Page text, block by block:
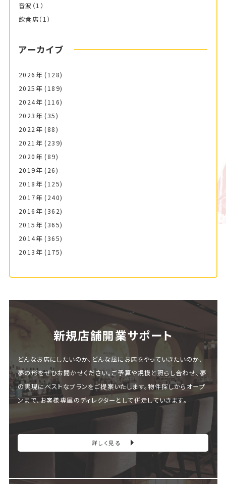
音波 （1）
飲食店（1）
アーカイブ
2026年 (128)
2025年 (189)
2024年 (116)
2023年 (35)
2022年 (88)
2021年 (239)
2020年 (89)
2019年 (26)
2018年 (125)
2017年 (240)
2016年 (362)
2015年 (365)
2014年 (365)
2013年 (175)
新規店舗開業サポート
どんなお店にしたいのか、どんな風にお店をやっていきたいのか、
夢の形をぜひお聞かせください。ご予算や規模と照らし合わせ、夢
の実現にベストなプランをご提案いたします。物件探しからオープ
ンまで、お客様専属のディレクターとして併走していきます。
詳しく見る